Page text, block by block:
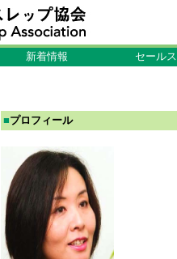
新着情報
セール
■プロフィール